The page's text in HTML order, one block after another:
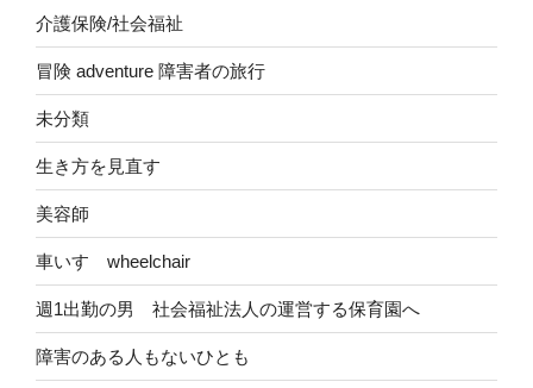
介護保険/社会福祉
冒険 adventure 障害者の旅行
未分類
生き方を見直す
美容師
車いす wheelchair
週1出勤の男 社会福祉法人の運営する保育園へ
障害のある人もないひとも